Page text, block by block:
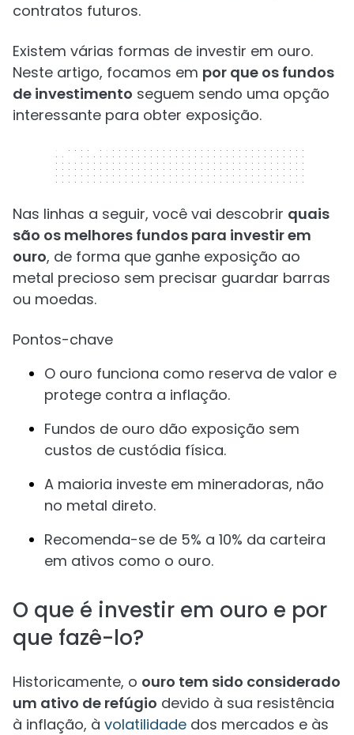
contratos futuros.
Existem várias formas de investir em ouro.
Neste artigo, focamos em por que os fundos
de investimento seguem sendo uma opção
interessante para obter exposição.
320 x 50
Nas linhas a seguir, você vai descobrir quais
são os melhores fundos para investir em
ouro, de forma que ganhe exposição ao
metal precioso sem precisar guardar barras
ou moedas.
Pontos-chave
O ouro funciona como reserva de valor e
protege contra a inflação.
Fundos de ouro dão exposição sem
custos de custódia física.
A maioria investe em mineradoras, não
no metal direto.
Recomenda-se de 5% a 10% da carteira
em ativos como o ouro.
O que é investir em ouro e por
que fazê-lo?
Historicamente, o ouro tem sido considerado
um ativo de refúgio devido à sua resistência
à inflação, à volatilidade dos mercados e às